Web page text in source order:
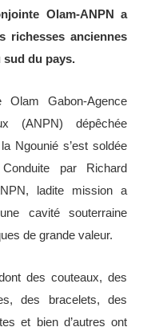
Olam-ANPN a
richesses anciennes
sud du pays.
Olam Gabon-Agence
(ANPN) dépêchée
Ngounié s’est soldée
par Richard
ladite mission a
cavité souterraine
de grande valeur.
des couteaux, des
des bracelets, des
et bien d’autres ont